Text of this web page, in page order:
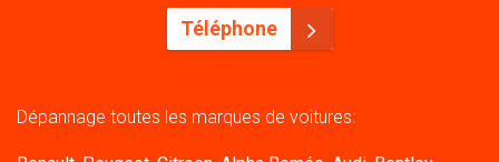
Téléphone
Dépannage toutes les marques de voitures: